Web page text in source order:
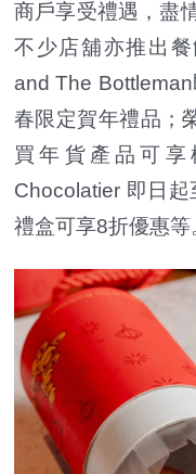
商戶享受禮遇，盡
不少店舖亦推出
and The
春限定賀年禮品；
買年貨產品可享
Chocolatier 即日
禮盒可享8折優惠等